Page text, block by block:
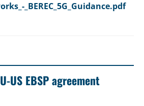
_BEREC_5G_Guidance.pdf
US EBSP agreement